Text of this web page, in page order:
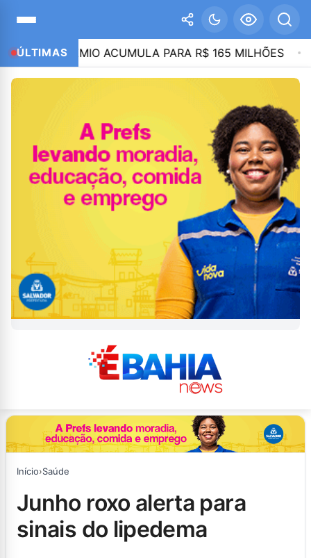
ÚLTIMAS
PRÊMIO ACUMULA PARA R$ 165 MILHÕES 21:46
Início›Saúde
junho roxo alerta para
sinais do lipedema